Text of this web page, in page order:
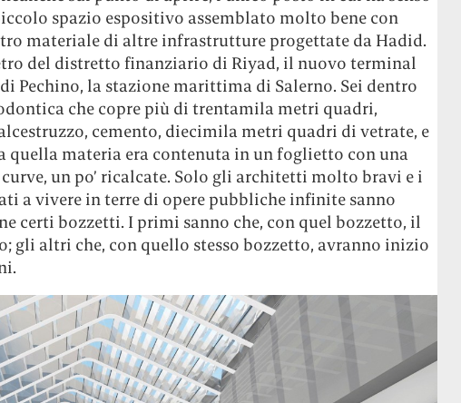
spazio espositivo assemblato molto bene con
materiale di altre infrastrutture progettate da Hadid.
del distretto finanziario di Riyad, il nuovo terminal
Pechino, la stazione marittima di Salerno. Sei dentro
che copre più di trentamila metri quadri,
cemento, diecimila metri quadri di vetrate, e
quella materia era contenuta in un foglietto con una
un po’ ricalcate. Solo gli architetti molto bravi e i
a vivere in terre di opere pubbliche infinite sanno
certi bozzetti. I primi sanno che, con quel bozzetto, il
gli altri che, con quello stesso bozzetto, avranno inizio